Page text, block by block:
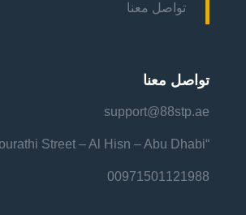
تواصل معنا
تواصل معنا
support@88stp.ae
“altourathi Street – Al Hisn – Abu Dhabi”
00971501121988